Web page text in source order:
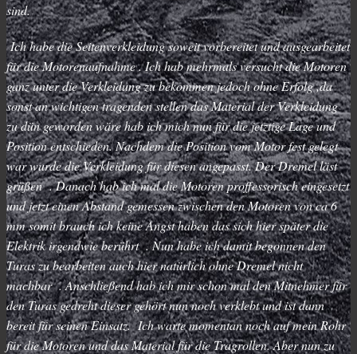
sind.
Ich habe die Seitenverkleidung soweit vorbereitet und ausgearbeitet
für die Motorenaufnahme . Ich hab mehrmals versucht die Motoren
ganz unter die Verkleidung zu bekommen jedoch ohne Erfolg ,da
sonst an wichtigen tragenden stellen das Material der Verkleidung
zu dün geworden wäre hab ich mich nun für die jetztige Lage und
Position entschieden. Nachdem die Position vom Motor fest gelegt
war wurde die Verkleidung für diesen angepasst. Der Dremel läst
grüßen . Danach hab ich mal die Motoren proffessorisch eingesetzt
und jetzt einen Abstand gemessen zwischen den Motoren von ca 6
mm somit brauch ich keine Angst haben das sich hier später die
Elektrik irgendwie berührt . Nun habe ich damit begonnen den
Turas zu bearbeiten auch hier natürlich ohne Dremel nicht
machbar . Anschließend hab ich mir schon mal den Mitnehmer für
den Turas gedreht dieser gehört nun noch verklebt und ist dann
bereit für seinen Einsatz. Ich warte momentan noch auf mein Rohr
für die Motoren und das Material für die Tragrollen. Aber nun zu